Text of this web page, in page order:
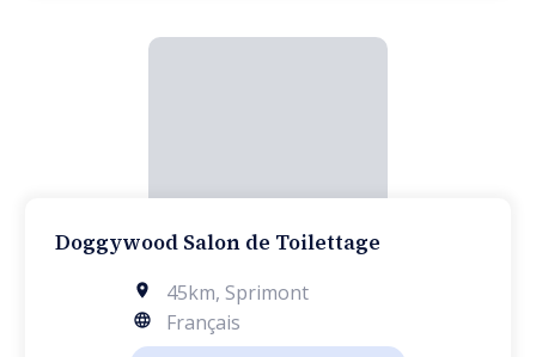
Doggywood Salon de Toilettage
45km, Sprimont
Français